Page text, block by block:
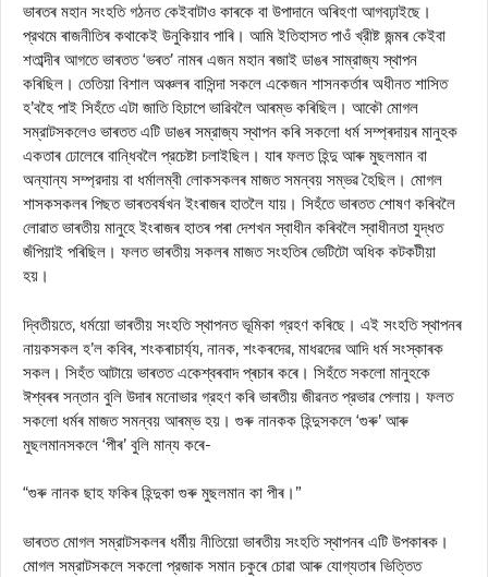
ভাৰতৰ মহান সংহতি গঠনত কেইবাটাও কাৰকে বা উপাদানে অৰিহণা আগবঢ়াইছে।
প্রথমে ৰাজনীতিৰ কথাকেই উনুকিয়াব পাৰি। আমি ইতিহাসত পাওঁ খ্রীষ্ট জন্মৰ কেইবা
শতাব্দীৰ আগতে ভাৰতত ‘ভৰত’ নামৰ এজন মহান ৰজাই ডাঙৰ সাম্রাজ্য স্থাপন
কৰিছিল। তেতিয়া বিশাল অঞ্চলৰ বাসিন্দা সকলে একেজন শাসনকৰ্তাৰ অধীনত শাসিত
হ’বহৈ পাই সিহঁতে এটা জাতি হিচাপে ভাৱিবলৈ আৰম্ভ কৰিছিল। আকৌ মোগল
সম্রাটসকলেও ভাৰতত এটি ডাঙৰ সম্রাজ্য স্থাপন কৰি সকলো ধৰ্ম সম্প্ৰদায়ৰ মানুহক
একতাৰ ঢোলেৰে বান্ধিবলৈ প্রচেষ্টা চলাইছিল। যাৰ ফলত হিন্দু আৰু মুছলমান বা
অন্যান্য সম্প্রদায় বা ধর্মালম্বী লোকসকলৰ মাজত সমন্বয় সম্ভৱ হৈছিল। মোগল
শাসকসকলৰ পিছত ভাৰতবৰ্ষখন ইংৰাজৰ হাতলৈ যায়। সিহঁতে ভাৰতত শোষণ কৰিবলৈ
লোৱাত ভাৰতীয় মানুহে ইংৰাজৰ হাতৰ পৰা দেশখন স্বাধীন কৰিবলৈ স্বাধীনতা যুদ্ধত
জঁপিয়াই পৰিছিল। ফলত ভাৰতীয় সকলৰ মাজত সংহতিৰ ভেটিটো অধিক কটকটীয়া
হয়।
দ্বিতীয়তে, ধর্ময়ো ভাৰতীয় সংহতি স্থাপনত ভূমিকা গ্রহণ কৰিছে। এই সংহতি স্থাপনৰ
নায়কসকল হ’ল কবিৰ, শংকৰাচাৰ্য্য, নানক, শংকৰদেৱ, মাধৱদেৱ আদি ধর্ম সংস্কাৰক
সকল। সিহঁত আটায়ে ভাৰতত একেশ্বৰবাদ প্ৰচাৰ কৰে। সিহঁতে সকলো মানুহকে
ঈশ্বৰৰ সন্তান বুলি উদাৰ মনোভার গ্রহণ কৰি ভাৰতীয় জীৱনত প্রভাৱ পেলায়। ফলত
সকলো ধৰ্মৰ মাজত সমন্বয় আৰম্ভ হয়। গুৰু নানকক হিন্দুসকলে ‘গুৰু’ আৰু
মুছলমানসকলে ‘পীৰ’ বুলি মান্য কৰে-
“গুৰু নানক ছাহ ফকিৰ হিন্দুকা গুৰু মুছলমান কা পীৰ।”
ভাৰতত মোগল সম্রাটসকলৰ ধৰ্মীয় নীতিয়ো ভাৰতীয় সংহতি স্থাপনৰ এটি উপকাৰক।
মোগল সম্রাটসকলে সকলো প্রজাক সমান চকুৰে চোৱা আৰু যোগ্যতাৰ ভিত্তিত